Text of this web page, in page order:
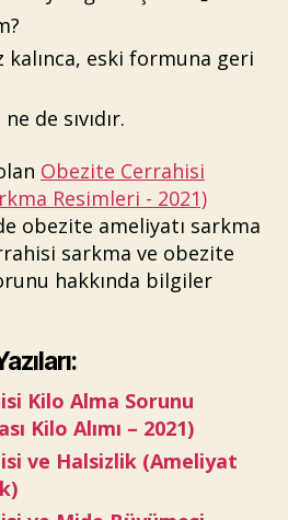
kalınca, eski formuna geri
de sıvıdır.
Obezite Cerrahisi
Resimleri - 2021)
obezite ameliyatı sarkma
sarkma ve obezite
hakkında bilgiler
Kilo Alma Sorunu
Kilo Alımı – 2021)
ve Halsizlik (Ameliyat